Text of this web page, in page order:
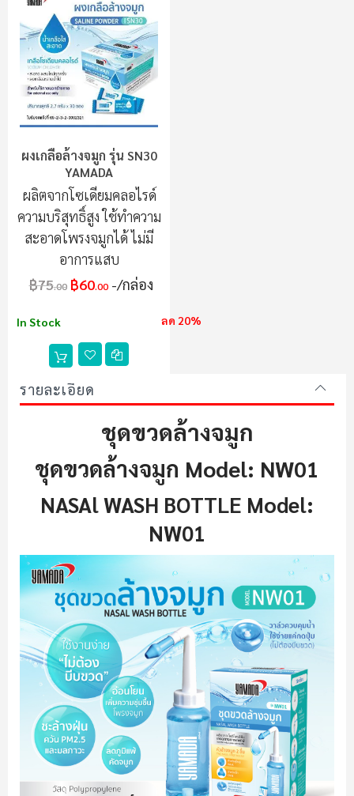
ผงเกลือล้างจมูก รุ่น SN30
YAMADA
ผลิตจากโซเดียมคลอไรด์
ความบริสุทธิ์สูง ใช้ทำความ
สะอาดโพรงจมูกได้ ไม่มี
อาการแสบ
฿75.00 ฿60.00 /กล่อง
In Stock ลด 20%
รายละเอียด
ชุดขวดล้างจมูก
ชุดขวดล้างจมูก Model: NW01
NASAl WASH BOTTLE Model:
NW01